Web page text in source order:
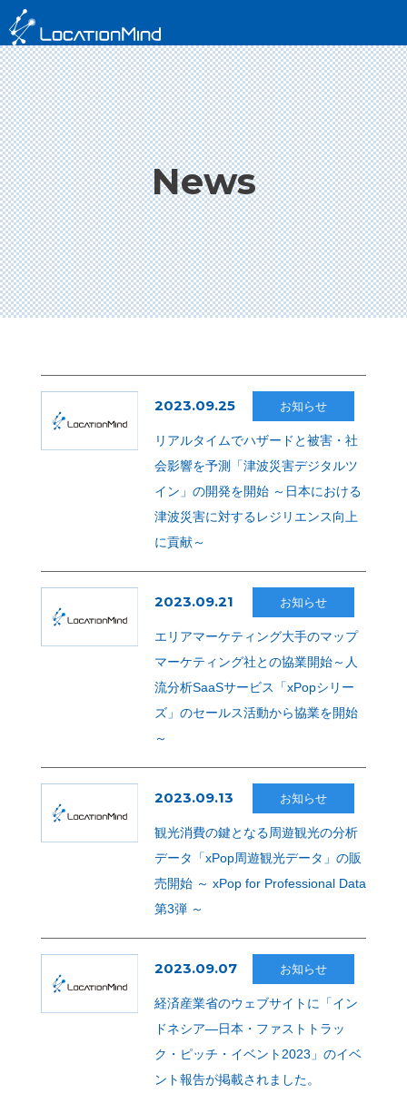
News
2023.09.25 お知らせ
リアルタイムでハザードと被害・社
会影響を予測「津波災害デジタルツ
イン」の開発を開始 ～日本における
津波災害に対するレジリエンス向上
に貢献～
2023.09.21 お知らせ
エリアマーケティング大手のマップ
マーケティング社との協業開始～人
流分析SaaSサービス「xPopシリー
ズ」のセールス活動から協業を開始
～
2023.09.13 お知らせ
観光消費の鍵となる周遊観光の分析
データ「xPop周遊観光データ」の販
売開始 ～ xPop for Professional Data
第3弾 ～
2023.09.07 お知らせ
経済産業省のウェブサイトに「イン
ドネシア—日本・ファストトラッ
ク・ピッチ・イベント2023」のイベ
ント報告が掲載されました。